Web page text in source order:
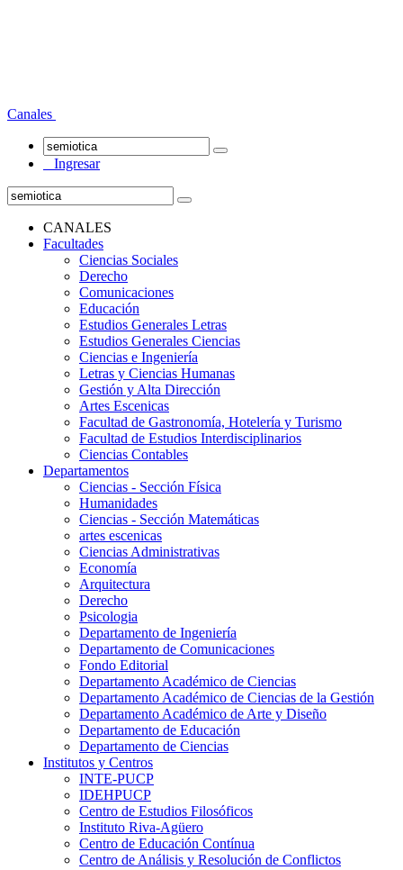
Canales
Ingresar
CANALES
Facultades
Ciencias Sociales
Derecho
Comunicaciones
Educación
Estudios Generales Letras
Estudios Generales Ciencias
Ciencias e Ingeniería
Letras y Ciencias Humanas
Gestión y Alta Dirección
Artes Escenicas
Facultad de Gastronomía, Hotelería y Turismo
Facultad de Estudios Interdisciplinarios
Ciencias Contables
Departamentos
Ciencias - Sección Física
Humanidades
Ciencias - Sección Matemáticas
artes escenicas
Ciencias Administrativas
Economía
Arquitectura
Derecho
Psicologia
Departamento de Ingeniería
Departamento de Comunicaciones
Fondo Editorial
Departamento Académico de Ciencias
Departamento Académico de Ciencias de la Gestión
Departamento Académico de Arte y Diseño
Departamento de Educación
Departamento de Ciencias
Institutos y Centros
INTE-PUCP
IDEHPUCP
Centro de Estudios Filosóficos
Instituto Riva-Agüero
Centro de Educación Contínua
Centro de Análisis y Resolución de Conflictos